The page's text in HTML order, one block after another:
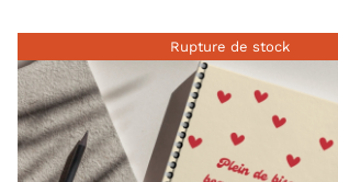
Rupture de stock